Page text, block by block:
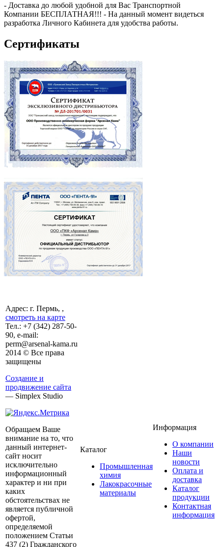
- Доставка до любой удобной для Вас Транспортной
Компании БЕСПЛАТНАЯ!!! - На данный момент видеться
разработка Личного Кабинета для удобства работы.
Сертификаты
Адрес: г. Пермь, ,
смотреть на карте
Тел.: +7 (342) 287-50-
90, e-mail:
perm@arsenal-kama.ru
2014 © Все права
защищены
Создание и
продвижение сайта
— Simplex Studio
Обращаем Ваше
внимание на то, что
данный интернет-
сайт носит
исключительно
информационный
характер и ни при
каких
обстоятельствах не
является публичной
офертой,
определяемой
положением Статьи
437 (2) Гражданского
Каталог
Промышленная
химия
Лакокрасочные
материалы
Информация
О компании
Наши
новости
Оплата и
доставка
Каталог
продукции
Контактная
информация